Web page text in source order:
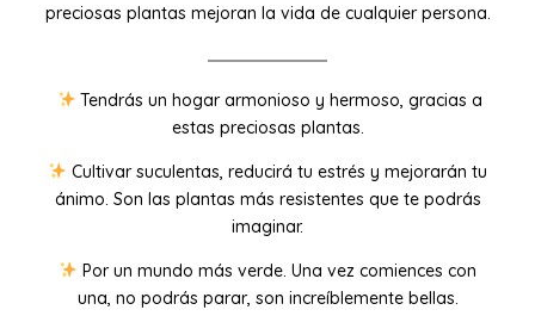
preciosas plantas mejoran la vida de cualquier persona.
Tendrás un hogar armonioso y hermoso, gracias a
estas preciosas plantas.
Cultivar suculentas, reducirá tu estrés y mejorarán tu
ánimo. Son las plantas más resistentes que te podrás
imaginar.
Por un mundo más verde. Una vez comiences con
una, no podrás parar, son increíblemente bellas.